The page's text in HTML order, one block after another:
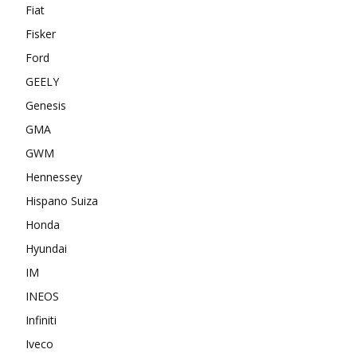
Fiat
Fisker
Ford
GEELY
Genesis
GMA
GWM
Hennessey
Hispano Suiza
Honda
Hyundai
IM
INEOS
Infiniti
Iveco